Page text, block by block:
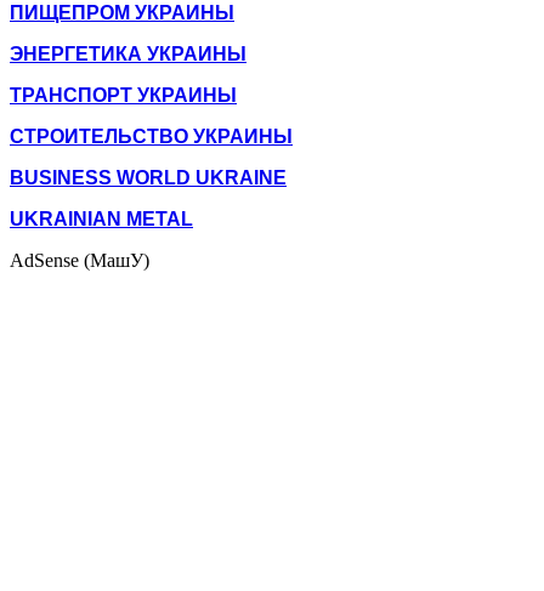
ПИЩЕПРОМ УКРАИНЫ
ЭНЕРГЕТИКА УКРАИНЫ
ТРАНСПОРТ УКРАИНЫ
СТРОИТЕЛЬСТВО УКРАИНЫ
BUSINESS WORLD UKRAINE
UKRAINIAN METAL
AdSense (МашУ)